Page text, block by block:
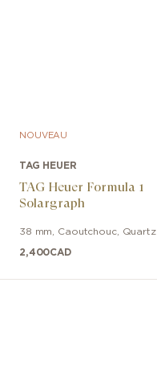
NOUVEAU
TAG HEUER
TAG Heuer Formula 1
Solargraph
38 mm Caoutchouc, Quartz
2,400CAD